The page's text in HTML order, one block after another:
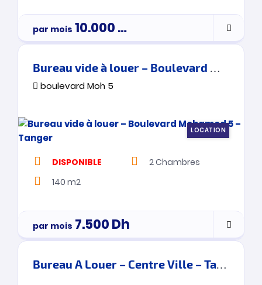
par mois 10.000Dh
Bureau vide à louer – Boulevard Mohamed 5 – Tanger
boulevard Moh 5
LOCATION
DISPONIBLE 2Chambres
140 m2
par mois 7.500Dh
Bureau A Louer – Centre Ville – Tanger